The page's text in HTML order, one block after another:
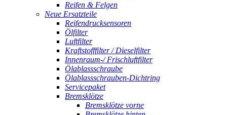
Reifen & Felgen
Neue Ersatzteile
Reifendrucksensoren
Ölfilter
Luftfilter
Kraftstofffilter / Dieselfilter
Innenraum-/ Frischluftfilter
Ölablassschraube
Ölablassschrauben-Dichtring
Servicepaket
Bremsklötze
Bremsklötze vorne